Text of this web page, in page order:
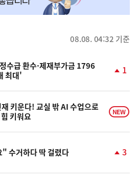
08.08. 04:32 기준
수급 환수·제재부가금 1796
최대'
승
1
키운다! 교실 밖 AI 수업으로
키워요
NEW
수거하다 딱 걸렸다 3